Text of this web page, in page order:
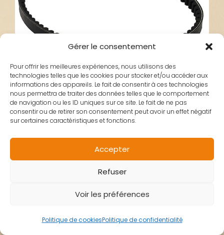
Gérer le consentement
Pour offrir les meilleures expériences, nous utilisons des
technologies telles que les cookies pour stocker et/ou accéder aux
informations des appareils. Le fait de consentir à ces technologies
nous permettra de traiter des données telles que le comportement
de navigation ou les ID uniques sur ce site. Le fait de ne pas
consentir ou de retirer son consentement peut avoir un effet négatif
sur certaines caractéristiques et fonctions.
Accepter
Refuser
Voir les préférences
Politique de cookiesPolitique de confidentialité
COURROIE 755X18X8
OEM PEUGEOT